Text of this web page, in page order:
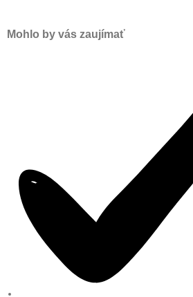
Mohlo by vás zaujímať